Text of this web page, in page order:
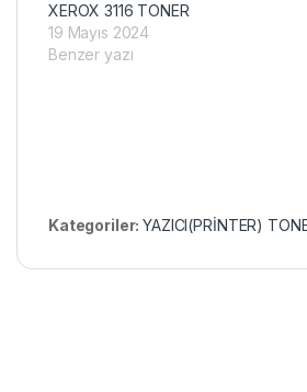
XEROX 3116 TONER
19 Mayıs 2024
Benzer yazı
Kategoriler:YAZICI(PRİNTER)